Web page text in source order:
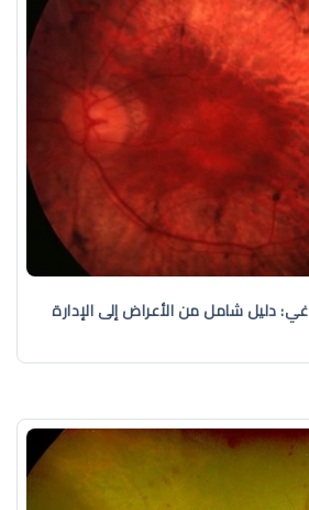
دليل شامل من الأعراض إلى الإدارة